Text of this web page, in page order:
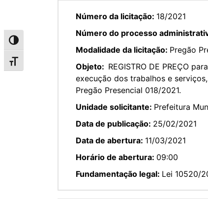
Alternar alto contraste
Alternar tamanho da fonte
Número da licitação: 18/2021
Número do processo
Modalidade da licitação: Pregão
Objeto: REGISTRO DE PREÇO
execução dos trabalhos e
Pregão Presencial 018/2021.
Unidade solicitante: Prefeitura
Data de publicação: 25/02/2021
Data de abertura: 11/03/2021
Horário de abertura: 09:00
Fundamentação legal: Lei 10520/